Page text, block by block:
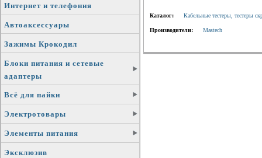
Интернет и телефония
Автоаксессуары
Зажимы Крокодил
Блоки питания и сетевые
адаптеры
Всё для пайки
Электротовары
Элементы питания
Эксклюзив
Каталог: Кабельные тестеры, тестеры
Производители: Mastech